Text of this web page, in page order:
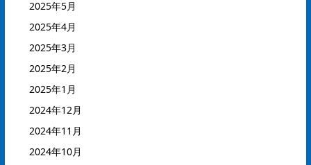
2025年5月
2025年4月
2025年3月
2025年2月
2025年1月
2024年12月
2024年11月
2024年10月